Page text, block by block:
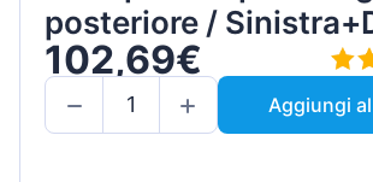
posteriore /
Set
102,69€
Aggiungi